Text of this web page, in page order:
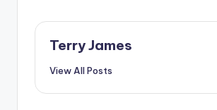
Terry James
View All Posts